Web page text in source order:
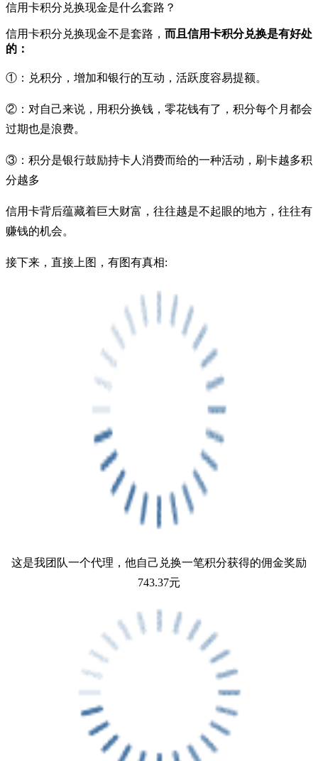
信用卡积分兑换现金是什么套路？
信用卡积分兑换现金不是套路， 而且信用卡积分兑换是有好处
的：
①：兑积分，增加和银行的互动，活跃度容易提额。
②：对自己来说，用积分换钱，零花钱有了，积分每个月都会
过期也是浪费。
③：积分是银行鼓励持卡人消费而给的一种活动，刷卡越多积
分越多
信用卡背后蕴藏着巨大财富，往往越是不起眼的地方，往往有
赚钱的机会。
接下来，直接上图，有图有真相:
这是我团队一个代理，他自己兑换一笔积分获得的佣金奖励
743.37元